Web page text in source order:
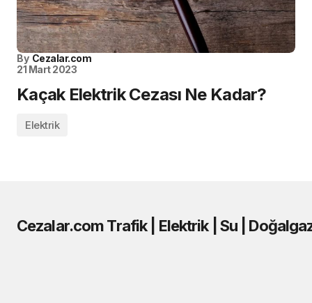
By Cezalar.com
21 Mart 2023
Kaçak Elektrik Cezası Ne Kadar?
Elektrik
Cezalar.com Trafik | Elektrik | Su |